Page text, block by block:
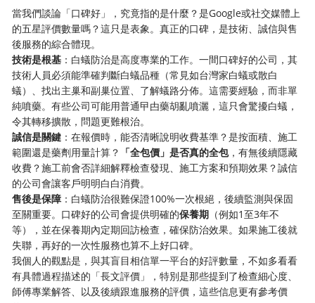
當我們談論「口碑好」，究竟指的是什麼？是Google或社交媒體上
的五星評價數量嗎？這只是表象。真正的口碑，是技術、誠信與售
後服務的綜合體現。
技術是根基 ：白蟻防治是高度專業的工作。一間口碑好的公司，其
技術人員必須能準確判斷白蟻品種（常見如台灣家白蟻或散白
蟻）、找出主巢和副巢位置、了解蟻路分佈。這需要經驗，而非單
純噴藥。有些公司可能用普通曱甴藥胡亂噴灑，這只會驚擾白蟻，
令其轉移擴散，問題更難根治。
誠信是關鍵 ：在報價時，能否清晰說明收費基準？是按面積、施工
範圍還是藥劑用量計算？ 「全包價」是否真的全包，有無後續隱藏
收費？施工前會否詳細解釋檢查發現、施工方案和預期效果？誠信
的公司會讓客戶明明白白消費。
售後是保障 ：白蟻防治很難保證100%一次根絕，後續監測與保固
至關重要。口碑好的公司會提供明確的保養期 （例如1至3年不
等），並在保養期內定期回訪檢查，確保防治效果。如果施工後就
失聯，再好的一次性服務也算不上好口碑。
我個人的觀點是，與其盲目相信單一平台的好評數量，不如多看看
有具體過程描述的「長文評價」，特別是那些提到了檢查細心度、
師傅專業解答、以及後續跟進服務的評價，這些信息更有參考價